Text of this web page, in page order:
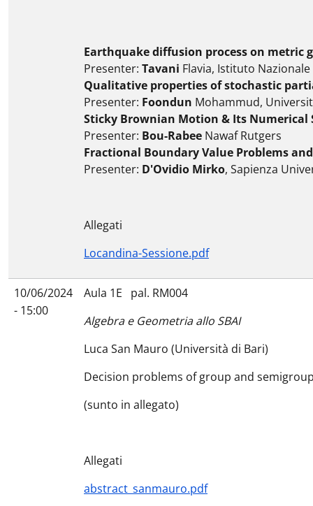
Earthquake diffusion process on metric
Presenter: Tavani Flavia, Istituto
Qualitative properties of stochastic
Presenter: Foondun Mohammud,
Sticky Brownian Motion & Its Numerical
Presenter: Bou-Rabee Nawaf Rutgers
Fractional Boundary Value Problems
Presenter: D'Ovidio Mirko, Sapienza
Allegati
Locandina-Sessione.pdf
10/06/2024
- 15:00
Aula 1E pal. RM004
Algebra e Geometria allo SBAI
Luca San Mauro (Università di Bari)
Decision problems of group and
(sunto in allegato)
Allegati
abstract_sanmauro.pdf